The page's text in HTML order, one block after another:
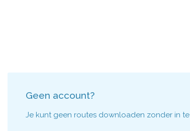
Geen account?
Je kunt geen routes downloaden zonder in